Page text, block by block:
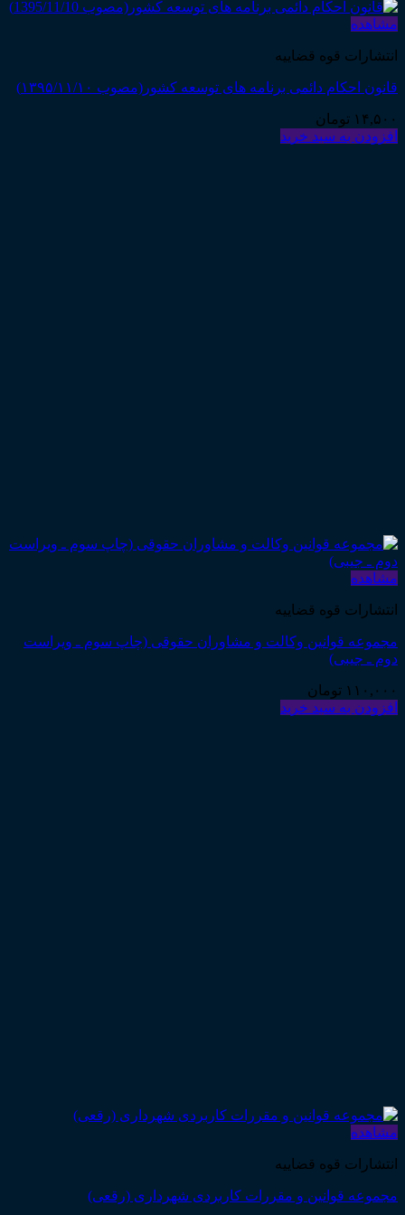
مشاهده
انتشارات قوه قضاییه
قانون احکام دائمی برنامه های توسعه کشور(مصوب ۱۳۹۵/۱۱/۱۰)
۱۴,۵۰۰ تومان
افزودن به سبد خرید
مشاهده
انتشارات قوه قضاییه
مجموعه قوانین وکالت و مشاوران حقوقی (چاپ سوم ـ ویراست
دوم ـ جیبی)
۱۱۰,۰۰۰ تومان
افزودن به سبد خرید
مشاهده
انتشارات قوه قضاییه
مجموعه قوانین و مقررات کاربردی شهرداری (رقعی)